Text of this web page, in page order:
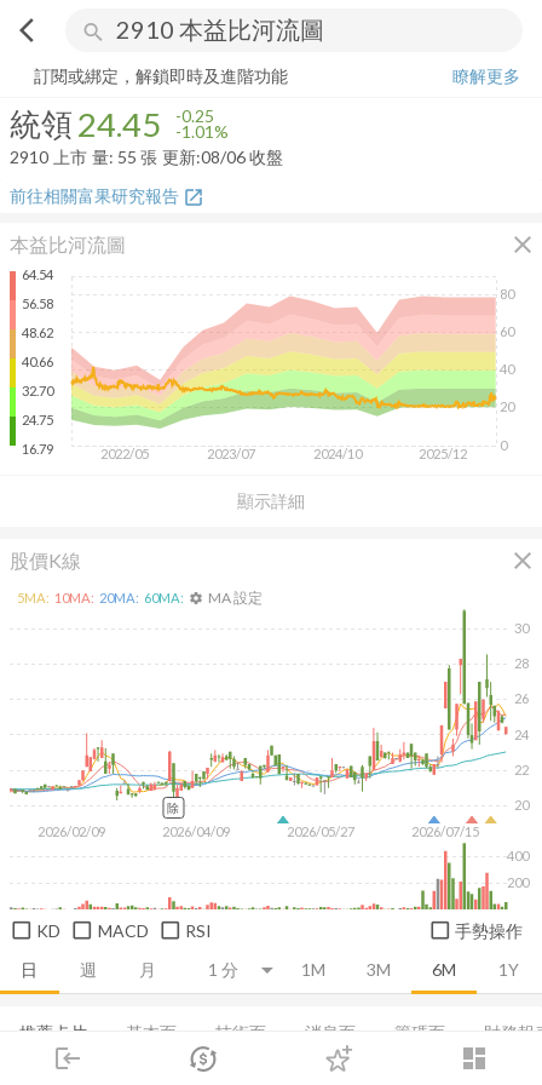
arrow_back_ios search
login dashboard
市場 登入
統領 24.45-1.01%
訂閱或綁定，解鎖即時及進階功能
瞭解更多
統領24.45 -0.25
-1.01%
2910 上市 量: 55 張 更新:08/06 收盤
前往相關富果研究報告 open_in_new
本益比河流圖 close
顯示詳細
64.54
56.58
48.62
40.66
32.70
24.75
16.79
2022/05 2023/07 2024/10 2025/12
0
20
40
60
80
股價K線 close
日 週 月 1M 3M 6M 1Y
2026/02/09 2026/04/09 2026/05/27 2026/07/15
20
22
24
26
28
30
200
400
5MA: 10MA: 20MA: 60MA: settings MA 設定
除
KD MACD RSI 手勢操作
推薦卡片 基本面 技術面 消息面 籌碼面 財務報